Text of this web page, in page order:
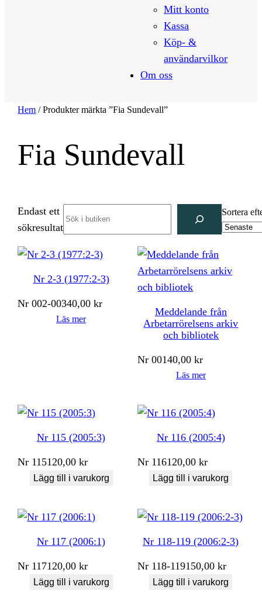
Mitt konto
Kassa
Köp- &
användarvilkor
Om oss
Hem / Produkter märkta ”Fia Sundevall”
Fia Sundevall
Endast ett
sökresultat
Sortera
Nr 2-3 (1977:2-3)
Nr 002-00340,00kr
Läs mer
Meddelande från
Arbetarrörelsens arkiv
och bibliotek
Nr 00140,00kr
Läs mer
Nr 115 (2005:3)
Nr 115120,00kr
Lägg till i varukorg
Nr 116 (2005:4)
Nr 116120,00kr
Lägg till i varukorg
Nr 117 (2006:1)
Nr 117120,00kr
Lägg till i varukorg
Nr 118-119 (2006:2-3)
Nr 118-119150,00kr
Lägg till i varukorg